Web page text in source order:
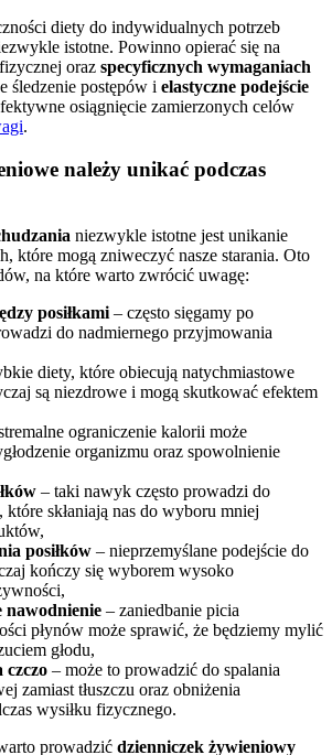
diety do indywidualnych potrzeb
istotne. Powinno opierać się na
oraz specyficznych wymaganiach
śledzenie postępów i elastyczne podejście
osiągnięcie zamierzonych celów
.
należy unikać podczas
niezwykle istotne jest unikanie
które mogą zniweczyć nasze starania. Oto
na które warto zwrócić uwagę:
posiłkami – często sięgamy po
do nadmiernego przyjmowania
diety, które obiecują natychmiastowe
są niezdrowe i mogą skutkować efektem
ograniczenie kalorii może
organizmu oraz spowolnienie
– taki nawyk często prowadzi do
które skłaniają nas do wyboru mniej
posiłków – nieprzemyślane podejście do
kończy się wyborem wysoko
nawodnienie – zaniedbanie picia
płynów może sprawić, że będziemy mylić
głodu,
czczo – może to prowadzić do spalania
zamiast tłuszczu oraz obniżenia
wysiłku fizycznego.
prowadzić dzienniczek żywieniowy